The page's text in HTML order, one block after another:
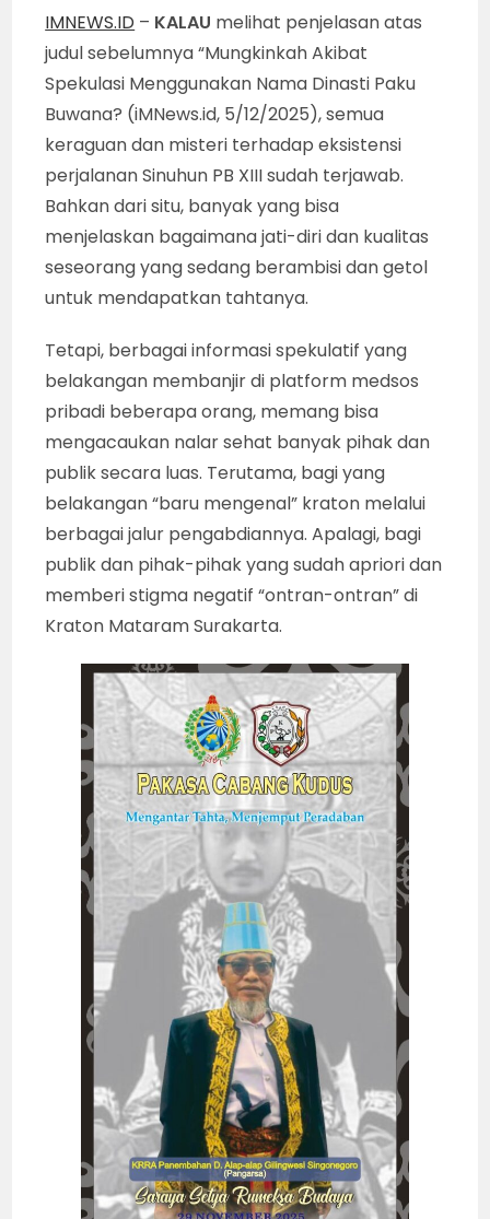
IMNEWS.ID – KALAU melihat penjelasan atas
judul sebelumnya “Mungkinkah Akibat
Spekulasi Menggunakan Nama Dinasti Paku
Buwana? (iMNews.id, 5/12/2025), semua
keraguan dan misteri terhadap eksistensi
perjalanan Sinuhun PB XIII sudah terjawab.
Bahkan dari situ, banyak yang bisa
menjelaskan bagaimana jati-diri dan kualitas
seseorang yang sedang berambisi dan getol
untuk mendapatkan tahtanya.
Tetapi, berbagai informasi spekulatif yang
belakangan membanjir di platform medsos
pribadi beberapa orang, memang bisa
mengacaukan nalar sehat banyak pihak dan
publik secara luas. Terutama, bagi yang
belakangan “baru mengenal” kraton melalui
berbagai jalur pengabdiannya. Apalagi, bagi
publik dan pihak-pihak yang sudah apriori dan
memberi stigma negatif “ontran-ontran” di
Kraton Mataram Surakarta.